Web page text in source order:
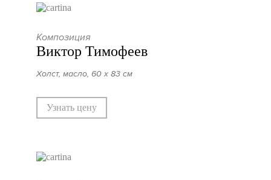
Композиция
Виктор Тимофеев
Холст, масло, 60 х 83 см
Узнать цену